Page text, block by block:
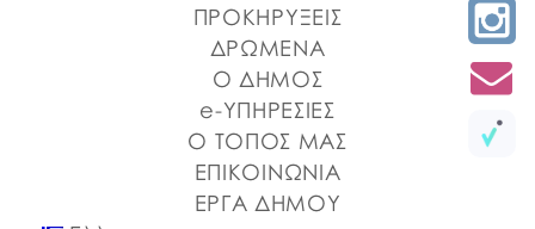
ΠΡΟΚΗΡΥΞΕΙΣ
ΔΡΩΜΕΝΑ
Ο ΔΗΜΟΣ
e-ΥΠΗΡΕΣΙΕΣ
Ο ΤΟΠΟΣ ΜΑΣ
ΕΠΙΚΟΙΝΩΝΙΑ
ΕΡΓΑ ΔΗΜΟΥ